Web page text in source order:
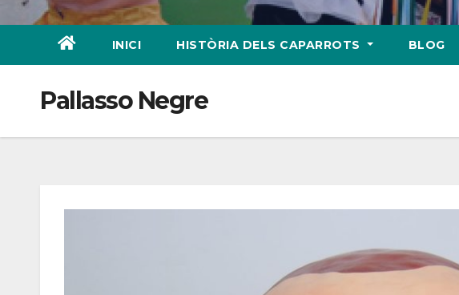
INICI HISTÒRIA DELS CAPARROTS BLOG
Pallasso Negre